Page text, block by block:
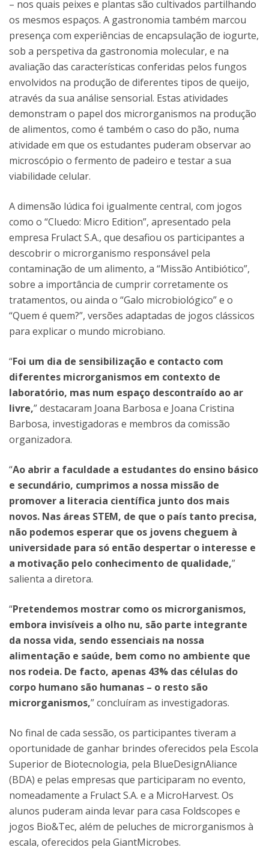
– nos quais peixes e plantas são cultivados partilhando
os mesmos espaços. A gastronomia também marcou
presença com experiências de encapsulação de iogurte,
sob a perspetiva da gastronomia molecular, e na
avaliação das características conferidas pelos fungos
envolvidos na produção de diferentes tipos de queijo,
através da sua análise sensorial. Estas atividades
demonstram o papel dos microrganismos na produção
de alimentos, como é também o caso do pão, numa
atividade em que os estudantes puderam observar ao
microscópio o fermento de padeiro e testar a sua
viabilidade celular.
A dimensão lúdica foi igualmente central, com jogos
como o “Cluedo: Micro Edition”, apresentado pela
empresa Frulact S.A., que desafiou os participantes a
descobrir o microrganismo responsável pela
contaminação de um alimento, a “Missão Antibiótico”,
sobre a importância de cumprir corretamente os
tratamentos, ou ainda o “Galo microbiológico” e o
“Quem é quem?”, versões adaptadas de jogos clássicos
para explicar o mundo microbiano.
“Foi um dia de sensibilização e contacto com
diferentes microrganismos em contexto de
laboratório, mas num espaço descontraído ao ar
livre,” destacaram Joana Barbosa e Joana Cristina
Barbosa, investigadoras e membros da comissão
organizadora.
“Ao abrir a faculdade a estudantes do ensino básico
e secundário, cumprimos a nossa missão de
promover a literacia científica junto dos mais
novos. Nas áreas STEM, de que o país tanto precisa,
não podemos esperar que os jovens cheguem à
universidade para só então despertar o interesse e
a motivação pelo conhecimento de qualidade,”
salienta a diretora.
“Pretendemos mostrar como os microrganismos,
embora invisíveis a olho nu, são parte integrante
da nossa vida, sendo essenciais na nossa
alimentação e saúde, bem como no ambiente que
nos rodeia. De facto, apenas 43% das células do
corpo humano são humanas – o resto são
microrganismos,” concluíram as investigadoras.
No final de cada sessão, os participantes tiveram a
oportunidade de ganhar brindes oferecidos pela Escola
Superior de Biotecnologia, pela BlueDesignAliance
(BDA) e pelas empresas que participaram no evento,
nomeadamente a Frulact S.A. e a MicroHarvest. Os
alunos puderam ainda levar para casa Foldscopes e
jogos Bio&Tec, além de peluches de microrganismos à
escala, oferecidos pela GiantMicrobes.